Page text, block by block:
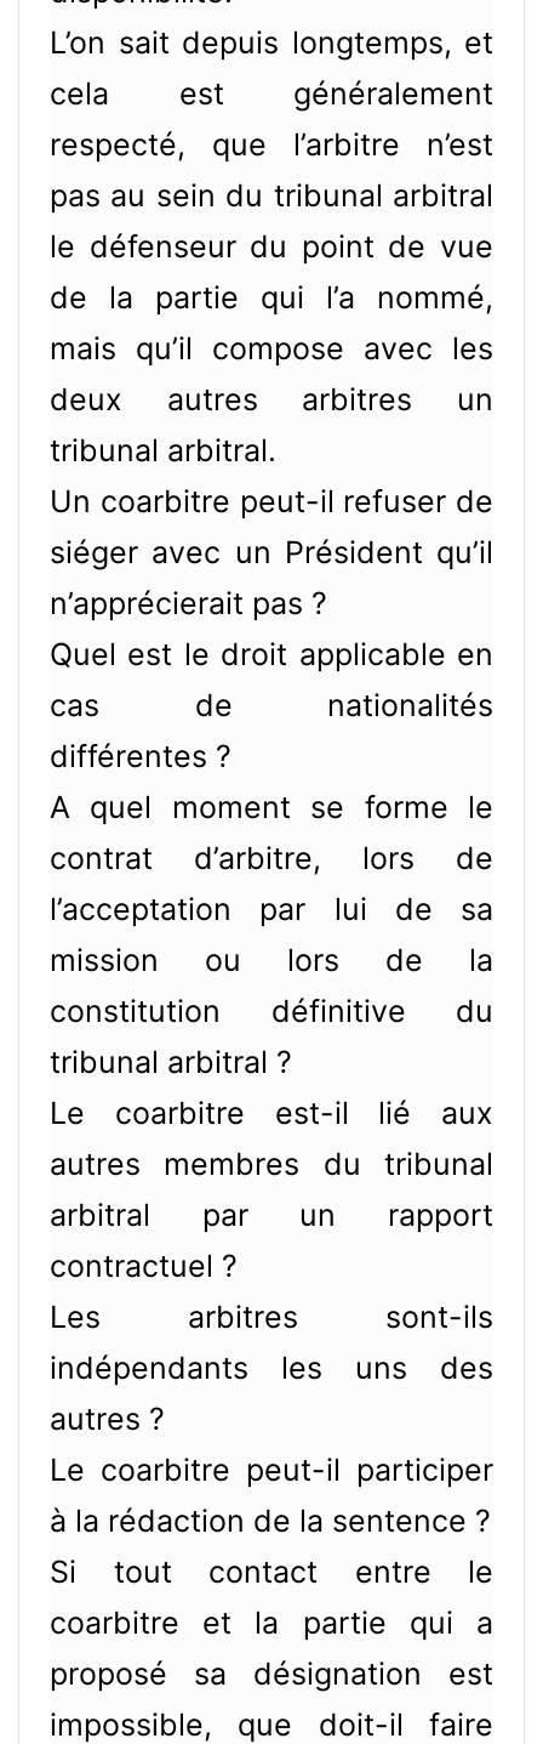
L’on sait depuis longtemps, et
cela est généralement
respecté, que l’arbitre n’est
pas au sein du tribunal arbitral
le défenseur du point de vue
de la partie qui l’a nommé,
mais qu’il compose avec les
deux autres arbitres un
tribunal arbitral.
Un coarbitre peut-il refuser de
siéger avec un Président qu’il
n’apprécierait pas ?
Quel est le droit applicable en
cas de nationalités
différentes ?
A quel moment se forme le
contrat d’arbitre, lors de
l’acceptation par lui de sa
mission ou lors de la
constitution définitive du
tribunal arbitral ?
Le coarbitre est-il lié aux
autres membres du tribunal
arbitral par un rapport
contractuel ?
Les arbitres sont-ils
indépendants les uns des
autres ?
Le coarbitre peut-il participer
à la rédaction de la sentence ?
Si tout contact entre le
coarbitre et la partie qui a
proposé sa désignation est
impossible, que doit-il faire